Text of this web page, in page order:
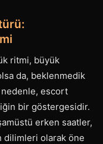
ritmi, büyük
da, beklenmedik
escort
bir göstergesidir.
erken saatler,
dilimleri olarak öne